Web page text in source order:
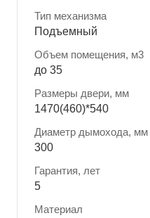
Тип механизма
Подъемный
Объем помещения, м3
до 35
Размеры двери, мм
1470(460)*540
Диаметр дымохода, мм
300
Гарантия, лет
5
Материал